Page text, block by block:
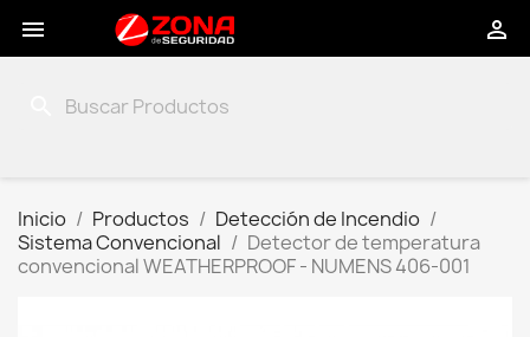
 
Inicio Productos
Detección de Incendio
Sistema Convencional
Detector de temperatura
convencional WEATHERPROOF - NUMENS 406-001